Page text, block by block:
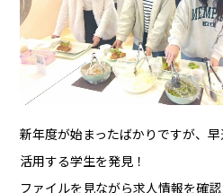
新年度が始まったばかりですが、
活用する学生を発見！
ファイルを見ながら求人情報を確